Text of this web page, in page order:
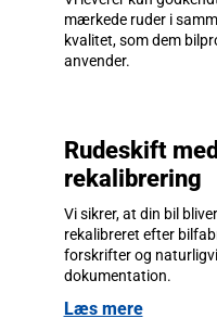
mærkede ruder i
kvalitet, som dem
anvender.
Rudeskift
rekalibrering
Vi sikrer, at din bil
rekalibreret efter
forskrifter og
dokumentation.
Læs mere